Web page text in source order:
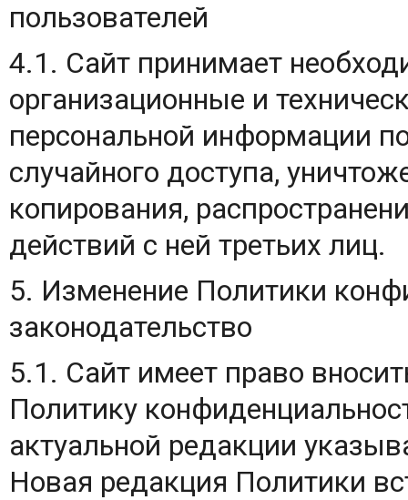
пользователей
4.1. Сайт принимает
организационные и
персональной информации
случайного доступа,
копирования,
действий с ней третьих лиц.
5. Изменение Политики
законодательство
5.1. Сайт имеет право
Политику
актуальной редакции
Новая редакция Политики